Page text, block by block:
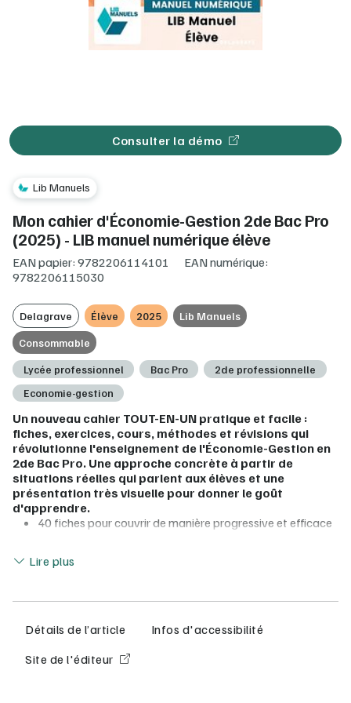
Consulter la démo
Lib Manuels
Mon cahier d'Économie-Gestion 2de Bac Pro
(2025) - LIB manuel numérique élève
EAN papier: 9782206114101
EAN numérique:
9782206115030
Delagrave Élève 2025
Lib Manuels
Consommable
Lycée professionnel
Bac Pro
2de professionnelle
Economie-gestion
Un nouveau cahier TOUT-EN-UN pratique et facile :
fiches, exercices, cours, méthodes et révisions qui
révolutionne l'enseignement de l'Économie-Gestion en
2de Bac Pro. Une approche concrète à partir de
situations réelles qui parlent aux élèves et une
présentation très visuelle pour donner le goût
d'apprendre.
40 fiches pour couvrir de manière progressive et efficace
d'intérêt des élèves pour illustrer les notions tout au long
Des ressources pour chaque phase du cours :
spécialement pour apporter des éclairages sur les
pour aider à la compréhension de la synthèse),
Lire plus
Détails de l’article
Infos d'accessibilité
Site de l'éditeur